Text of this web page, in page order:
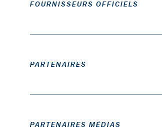
FOURNISSEURS OFFICIELS
PARTENAIRES
PARTENAIRES MÉDIAS